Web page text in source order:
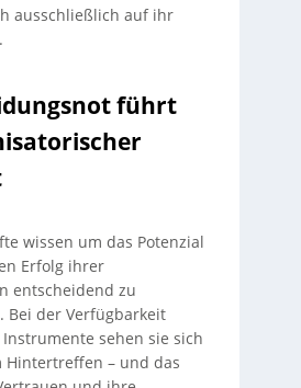
ausschließlich auf ihr
führt
wissen um das Potenzial
Erfolg ihrer
entscheidend zu
Bei der Verfügbarkeit
sehen sie sich
Hintertreffen – und das